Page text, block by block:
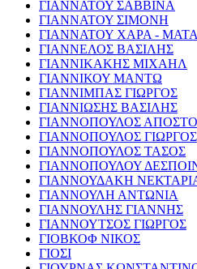
ΓΙΑΝΝΑΤΟΥ ΣΑΒΒΙΝΑ
ΓΙΑΝΝΑΤΟΥ ΣΙΜΟΝΗ
ΓΙΑΝΝΑΤΟΥ ΧΑΡΑ -
ΓΙΑΝΝΕΛΟΣ ΒΑΣΙΛΗΣ
ΓΙΑΝΝΙΚΑΚΗΣ ΜΙΧΑΗΛ
ΓΙΑΝΝΙΚΟΥ ΜΑΝΤΩ
ΓΙΑΝΝΙΜΠΑΣ ΓΙΩΡΓΟΣ
ΓΙΑΝΝΙΩΣΗΣ ΒΑΣΙΛΗΣ
ΓΙΑΝΝΟΠΟΥΛΟΣ
ΓΙΑΝΝΟΠΟΥΛΟΣ ΓΙΩΡΓΟΣ
ΓΙΑΝΝΟΠΟΥΛΟΣ ΤΑΣΟΣ
ΓΙΑΝΝΟΠΟΥΛΟΥ
ΓΙΑΝΝΟΥΔΑΚΗ
ΓΙΑΝΝΟΥΛΗ ΑΝΤΩΝΙΑ
ΓΙΑΝΝΟΥΛΗΣ ΓΙΑΝΝΗΣ
ΓΙΑΝΝΟΥΤΣΟΣ ΓΙΩΡΓΟΣ
ΓΙΟΒΚΟΦ ΝΙΚΟΣ
ΓΙΟΣΙ